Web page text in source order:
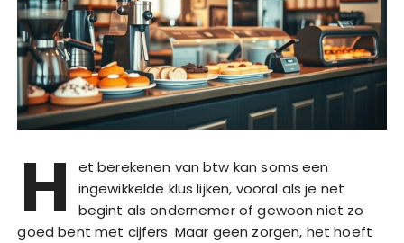
H
et berekenen van btw kan soms een
ingewikkelde klus lijken, vooral als je net
begint als ondernemer of gewoon niet zo
goed bent met cijfers. Maar geen zorgen, het hoeft